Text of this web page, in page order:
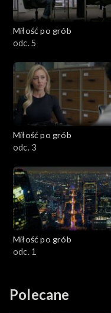
Miłość po grób
odc. 5
Miłość po grób
odc. 3
Miłość po grób
odc. 1
Polecane